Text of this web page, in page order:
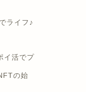
ライフ♪
イ活でプ
の始